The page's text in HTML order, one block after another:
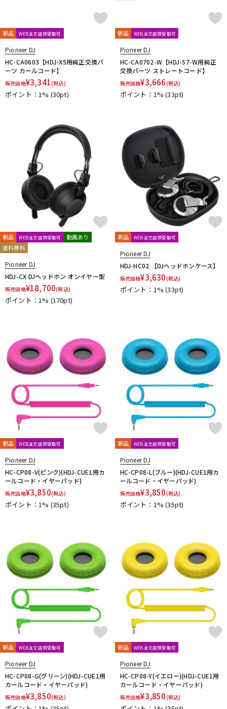
新品 WEB注文店頭受取可
Pioneer DJ
HC-CA0603【HDJ-X5用純正交換パ
ーツ カールコード】
販売価格¥3,341(税込)
ポイント：1% (30pt)
新品 WEB注文店頭受取可
Pioneer DJ
HC-CA0702-W【HDJ-S7-W用純正
交換パーツ ストレートコード】
販売価格¥3,666(税込)
ポイント：1%(33pt)
新品 WEB注文店頭受取可
動画あり
送料無料
Pioneer DJ
HDJ-CX DJヘッドホン オンイヤー型
販売価格¥18,700(税込)
ポイント：1% (170pt)
新品 WEB注文店頭受取可
Pioneer DJ
HDJ-HC02 【DJヘッドホンケース】
販売価格¥3,630(税込)
ポイント：1%(33pt)
新品 WEB注文店頭受取可
Pioneer DJ
HC-CP08-V(ピンク)(HDJ-CUE1用カ
ールコード・イヤーパッド)
販売価格¥3,850(税込)
ポイント：1% (35pt)
新品 WEB注文店頭受取可
Pioneer DJ
HC-CP08-L(ブルー)(HDJ-CUE1用カ
ールコード・イヤーパッド)
販売価格¥3,850(税込)
ポイント：1%(35pt)
新品 WEB注文店頭受取可
Pioneer DJ
HC-CP08-G(グリーン)(HDJ-CUE1用
カールコード・イヤーパッド)
販売価格¥3,850(税込)
新品 WEB注文店頭受取可
Pioneer DJ
HC-CP08-Y(イエロー)(HDJ-CUE1用
カールコード・イヤーパッド)
販売価格¥3,850(税込)